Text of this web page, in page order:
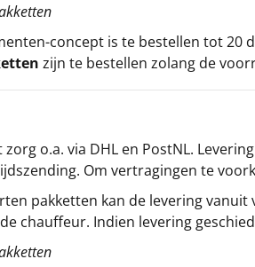
-concept is te bestellen tot 20
zijn te bestellen zolang de
o.a. via DHL en PostNL.
Om vertragingen te
pakketten kan de levering
chauffeur. Indien levering